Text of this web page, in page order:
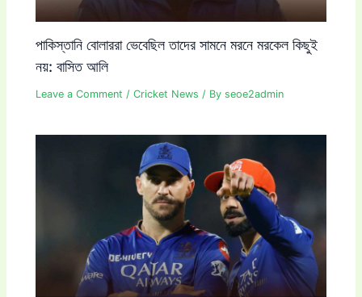
পাকিস্তানি বোলাররা ভেবেছিল তাদের সামনে মরনে মরকেল কিছুই
নয়: বাসিত আলি
Leave a Comment /Cricket News / Byseoe2admin